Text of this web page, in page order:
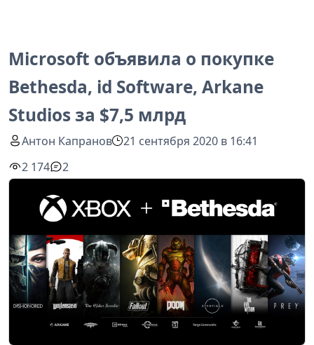
Microsoft объявила о покупке
Bethesda, id Software, Arkane
Studios за $7,5 млрд
Антон Капранов
21 сентября 2020 в 16:41
2 174
2